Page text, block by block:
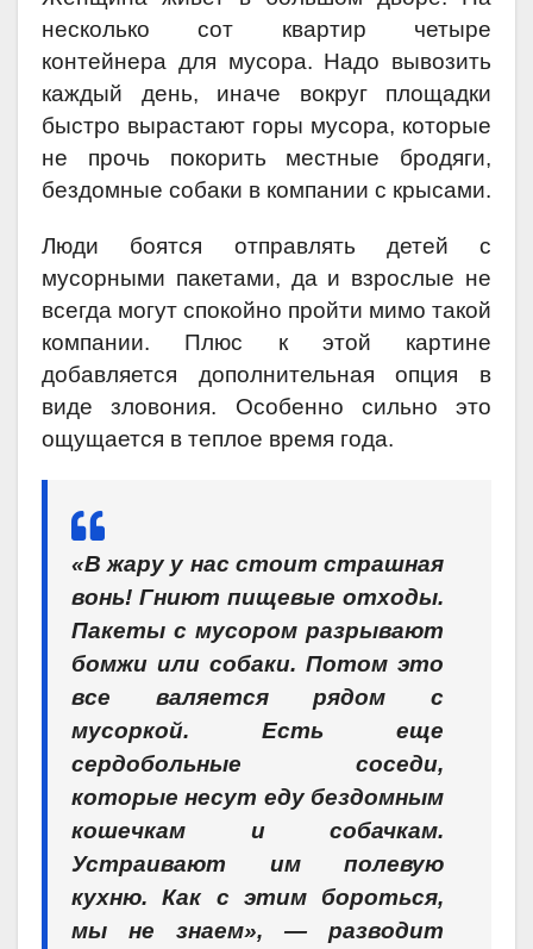
несколько сот квартир четыре
контейнера для мусора. Надо вывозить
каждый день, иначе вокруг площадки
быстро вырастают горы мусора, которые
не прочь покорить местные бродяги,
бездомные собаки в компании с крысами.
Люди боятся отправлять детей с
мусорными пакетами, да и взрослые не
всегда могут спокойно пройти мимо такой
компании. Плюс к этой картине
добавляется дополнительная опция в
виде зловония. Особенно сильно это
ощущается в теп­лое время года.
«В жару у нас стоит страшная
вонь! Гниют пищевые отходы.
Пакеты с мусором разрывают
бомжи или собаки. Потом это
все валяется рядом с
мусоркой. Есть еще
сердобольные соседи,
которые несут еду бездомным
кошечкам и собачкам.
Устраивают им полевую
кухню. Как с этим бороться,
мы не знаем», — разводит